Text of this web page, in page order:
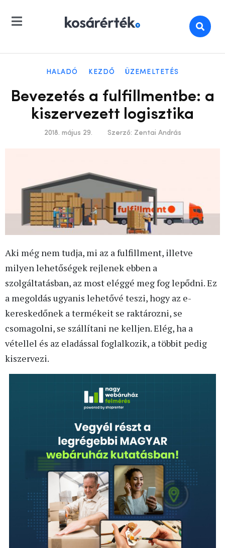
HALADÓ KEZDŐ ÜZEMELTETÉS
Bevezetés a fulfillmentbe: a
kiszervezett logisztika
2018. május 29. Szerző: Zentai András
Aki még nem tudja, mi az a fulfillment, illetve
milyen lehetőségek rejlenek ebben a
szolgáltatásban, az most eléggé meg fog lepődni. Ez
a megoldás ugyanis lehetővé teszi, hogy az e-
kereskedőnek a termékeit se raktározni, se
csomagolni, se szállítani ne kelljen. Elég, ha a
vétellel és az eladással foglalkozik, a többit pedig
kiszervezi.